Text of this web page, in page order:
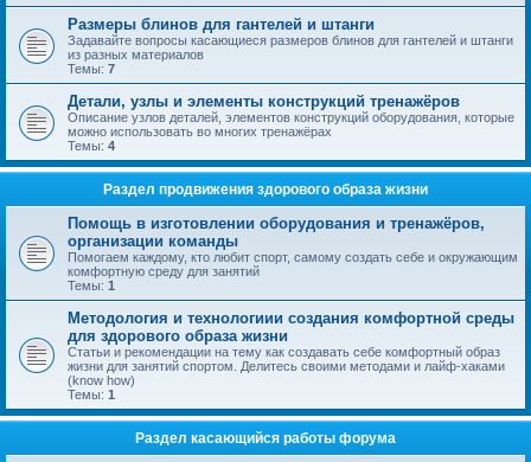
Размеры блинов для гантелей и штанги
Задавайте вопросы касающиеся размеров блинов для гантелей и штанги
из разных материалов
Темы: 7
Детали, узлы и элементы конструкций тренажёров
Описание узлов деталей, элементов конструкций оборудования, которые
можно использовать во многих тренажёрах
Темы: 4
Раздел продвижения здорового образа жизни
Помощь в изготовлении оборудования и тренажёров,
организации команды
Помогаем каждому, кто любит спорт, самому создать себе и окружающим
комфортную среду для занятий
Темы: 1
Методология и технологиии создания комфортной среды
для здорового образа жизни
Статьи и рекомендации на тему как создавать себе комфортный образ
жизни для занятий спортом. Делитесь своими методами и лайф-хаками
(know how)
Темы: 1
Раздел касающийся работы форума